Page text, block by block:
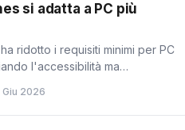
si adatta a PC più
ridotto i requisiti minimi per PC
l'accessibilità ma
a espandere la base di
le vendite.
Giu 2026